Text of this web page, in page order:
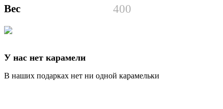
Вес 400
У нас нет карамели
В наших подарках нет ни одной карамельки